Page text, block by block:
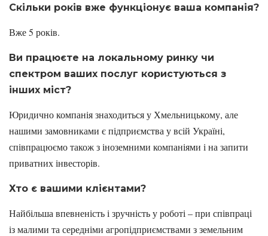
Скільки років вже функціонує ваша компанія?
Вже 5 років.
Ви працюєте на локальному ринку чи
спектром ваших послуг користуються з
інших міст?
Юридично компанія знаходиться у Хмельницькому, але
нашими замовниками є підприємства у всій Україні,
співпрацюємо також з іноземними компаніями і на запити
приватних інвесторів.
Хто є вашими клієнтами?
Найбільша впевненість і зручність у роботі – при співпраці
із малими та середніми агропідприємствами з земельним